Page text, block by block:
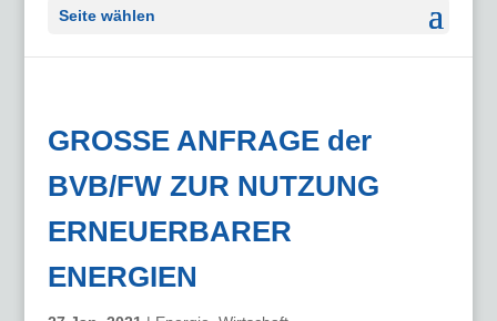
Seite wählen
GROSSE ANFRAGE der
BVB/FW ZUR NUTZUNG
ERNEUERBARER
ENERGIEN